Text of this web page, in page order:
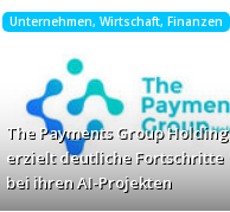
Unternehmen, Wirtschaft, Finanzen
The Payments Group Holding
erzielt deutliche Fortschritte
bei ihren AI-Projekten